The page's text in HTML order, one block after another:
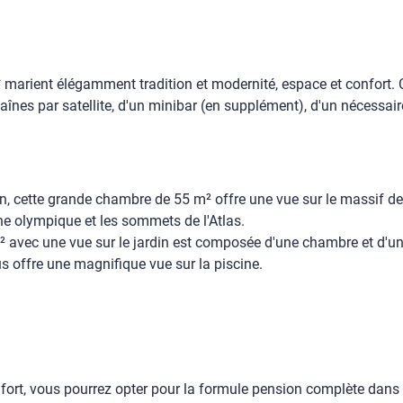
élégamment tradition et modernité, espace et
par satellite, d'un minibar (en supplément), d'un
cette grande chambre de 55 m² offre une vue sur le massif
olympique et les sommets de l'Atlas.
avec une vue sur le jardin est composée d'une chambre et
offre une magnifique vue sur la piscine.
vous pourrez opter pour la formule pension complète dans